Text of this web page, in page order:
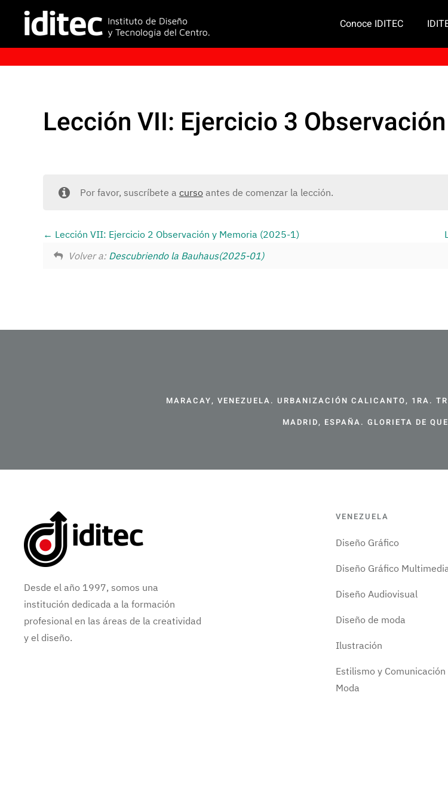
Conoce IDITEC
Lección VII: Ejercicio 3
Por favor, suscríbete a cursoantes de comenzar la lección.
Lección VII: Ejercicio 2 Observación y Memoria (2025-1)
Volver a: Descubriendo la Bauhaus(2025-01)
MARACAY, VENEZUELA. URBANIZACIÓN CALICANTO, 1RA.
MADRID, ESPAÑA. GLORIETA DE
Desde el año 1997, somos una
institución dedicada a la formación
profesional en las áreas de la creatividad
y el diseño.
VENEZUELA
Diseño Gráfico
Diseño Gráfico
Diseño Audiovisual
Diseño de moda
Ilustración
Estilismo y Comunicación
Moda